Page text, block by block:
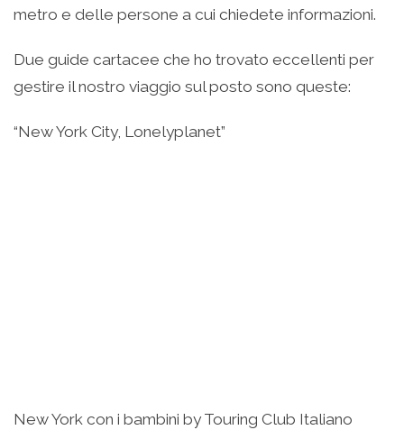
metro e delle persone a cui chiedete informazioni.
Due guide cartacee che ho trovato eccellenti per
gestire il nostro viaggio sul posto sono queste:
“New York City, Lonelyplanet”
New York con i bambini by Touring Club Italiano